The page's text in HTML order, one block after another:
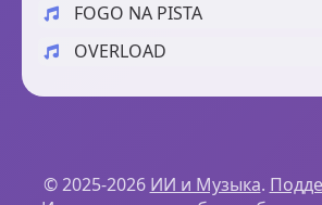
FOGO NA PISTA
OVERLOAD
© 2025-2026 ИИ и Музыка.